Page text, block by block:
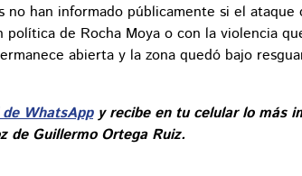
no han informado públicamente si el
política de Rocha Moya o con la violencia
abierta y la zona quedó bajo
WhatsAppy recibe en tu celular lo más
de Guillermo Ortega Ruiz.